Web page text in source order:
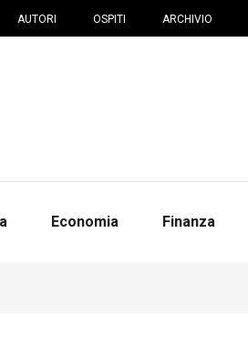
AUTORI OSPITI ARCHIVIO
Economia Finanza